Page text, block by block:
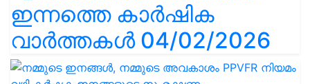
ഇന്നത്തെ കാർഷിക
വാർത്തകൾ 04/02/2026